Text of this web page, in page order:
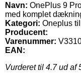
Navn: OnePlus 9
med komplet
Kategori: Oneplus
Producent:
Varenummer:
EAN:
Vurderet til 4.7ud af